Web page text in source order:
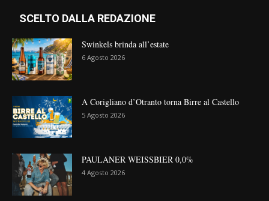
SCELTO DALLA REDAZIONE
Swinkels brinda all’estate
6 Agosto 2026
A Corigliano d’Otranto torna Birre al Castello
5 Agosto 2026
PAULANER WEISSBIER 0,0%
4 Agosto 2026